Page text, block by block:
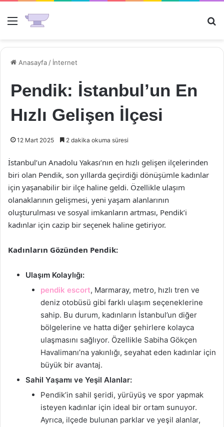
Menü
Anasayfa / İnternet
Pendik: İstanbul’un En
Hızlı Gelişen İlçesi
12 Mart 2025 2 dakika okuma süresi
İstanbul’un Anadolu Yakası’nın en hızlı gelişen ilçelerinden
biri olan Pendik, son yıllarda geçirdiği dönüşümle kadınlar
için yaşanabilir bir ilçe haline geldi. Özellikle ulaşım
olanaklarının gelişmesi, yeni yaşam alanlarının
oluşturulması ve sosyal imkanların artması, Pendik’i
kadınlar için cazip bir seçenek haline getiriyor.
Kadınların Gözünden Pendik:
Ulaşım Kolaylığı:
pendik escort, Marmaray, metro, hızlı tren ve
deniz otobüsü gibi farklı ulaşım seçeneklerine
sahip. Bu durum, kadınların İstanbul’un diğer
bölgelerine ve hatta diğer şehirlere kolayca
ulaşmasını sağlıyor. Özellikle Sabiha Gökçen
Havalimanı’na yakınlığı, seyahat eden kadınlar için
büyük bir avantaj.
Sahil Yaşamı ve Yeşil Alanlar:
Pendik’in sahil şeridi, yürüyüş ve spor yapmak
isteyen kadınlar için ideal bir ortam sunuyor.
Ayrıca, ilçede bulunan parklar ve yeşil alanlar,